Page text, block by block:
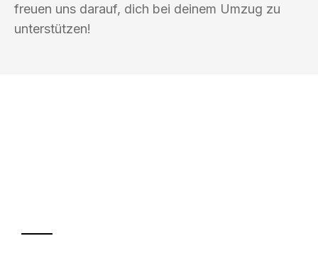
freuen uns darauf, dich bei deinem Umzug zu
unterstützen!